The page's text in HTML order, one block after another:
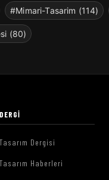
#Mimari-Tasarim (114)
(80)
DERGI
Tasarım Dergisi
Tasarım Haberleri